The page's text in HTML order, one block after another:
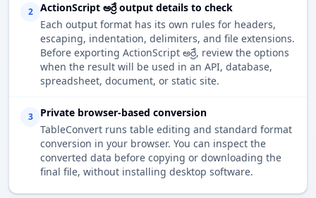
2
ActionScript అర్రే output details to check
Each output format has its own rules for headers,
escaping, indentation, delimiters, and file extensions.
Before exporting ActionScript అర్రే, review the options
when the result will be used in an API, database,
spreadsheet, document, or static site.
3
Private browser-based conversion
TableConvert runs table editing and standard format
conversion in your browser. You can inspect the
converted data before copying or downloading the
final file, without installing desktop software.